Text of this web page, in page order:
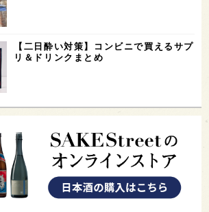
【二日酔い対策】コンビニで買えるサプ
リ＆ドリンクまとめ